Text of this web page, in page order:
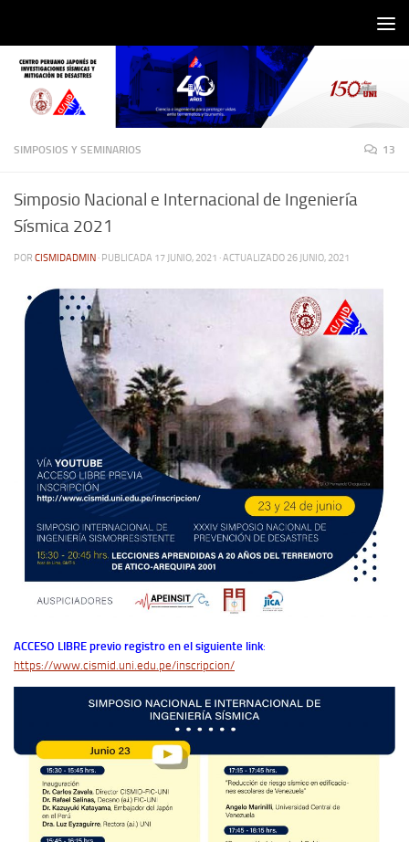
SIMPOSIOS Y SEMINARIOS 13
Simposio Nacional e Internacional de Ingeniería
Sísmica 2021
POR CISMIDADMIN · PUBLICADA 17 JUNIO, 2021 · ACTUALIZADO 26 JUNIO, 2021
ACCESO LIBRE previo registro en el siguiente link:
https://www.cismid.uni.edu.pe/inscripcion/